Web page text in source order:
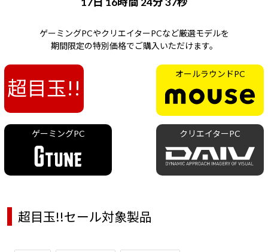
ゲーミングPCやクリエイターPCなど厳選モデルを
期間限定の特別価格でご購入いただけます。
超目玉!!
オールラウンドPC
ゲーミングPC クリエイターPC
超目玉!!セール対象製品